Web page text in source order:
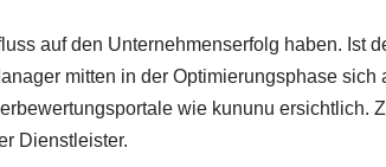
auf den Unternehmenserfolg haben. Ist
mitten in der Optimierungsphase
wie kununu ersichtlich.
Dienstleister.